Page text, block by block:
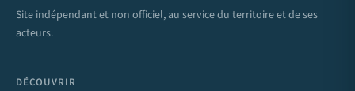
Site indépendant et non officiel, au service du territoire et de ses
acteurs.
DÉCOUVRIR